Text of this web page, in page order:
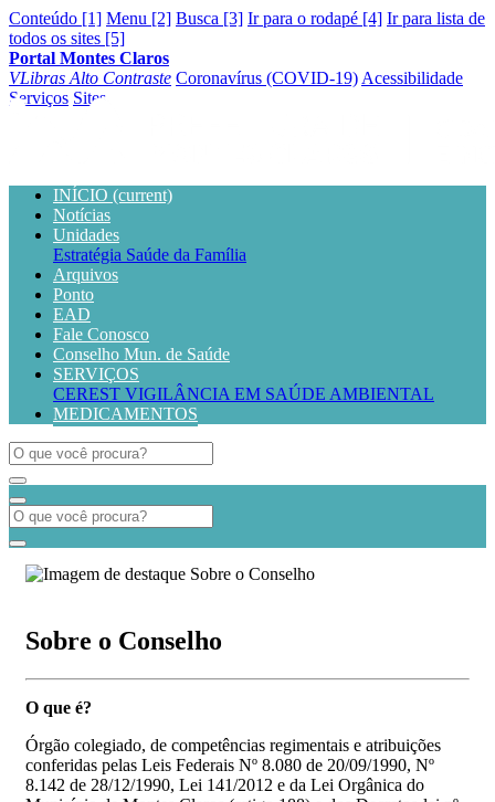
Conteúdo [1] Menu [2] Busca [3] Ir para o rodapé [4] Ir para lista de
todos os sites [5]
Portal Montes Claros
VLibras Alto Contraste Coronavírus (COVID-19) Acessibilidade
Serviços Sites
INÍCIO (current)
Notícias
Unidades
Estratégia Saúde da Família
Arquivos
Ponto
EAD
Fale Conosco
Conselho Mun. de Saúde
SERVIÇOS
CEREST VIGILÂNCIA EM SAÚDE AMBIENTAL
MEDICAMENTOS
Sobre o Conselho
O que é?
Órgão colegiado, de competências regimentais e atribuições
conferidas pelas Leis Federais Nº 8.080 de 20/09/1990, Nº
8.142 de 28/12/1990, Lei 141/2012 e da Lei Orgânica do